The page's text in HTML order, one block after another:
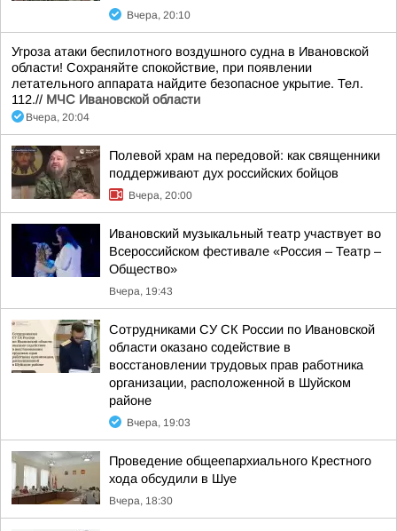
Вчера, 20:10
Угроза атаки беспилотного воздушного судна в Ивановской
области! Сохраняйте спокойствие, при появлении
летательного аппарата найдите безопасное укрытие. Тел.
112.// МЧС Ивановской области
Вчера, 20:04
Полевой храм на передовой: как священники
поддерживают дух российских бойцов
Вчера, 20:00
Ивановский музыкальный театр участвует во
Всероссийском фестивале «Россия – Театр –
Общество»
Вчера, 19:43
Сотрудниками СУ СК России по Ивановской
области оказано содействие в
восстановлении трудовых прав работника
организации, расположенной в Шуйском
районе
Вчера, 19:03
Проведение общеепархиального Крестного
хода обсудили в Шуе
Вчера, 18:30